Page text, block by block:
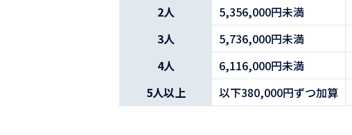
2人
5,356,000円未満
3人
5,736,000円未満
4人
6,116,000円未満
5人以上
以下380,000円ずつ加算